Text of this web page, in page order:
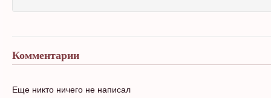
Комментарии
Еще никто ничего не написал